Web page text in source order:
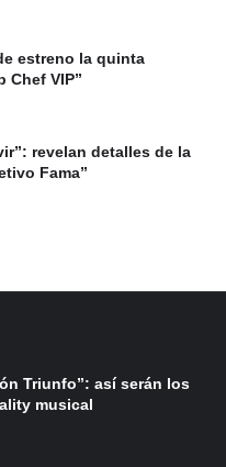
estreno la quinta
Chef VIP”
revelan detalles de la
Fama”
Triunfo”: así serán los
musical